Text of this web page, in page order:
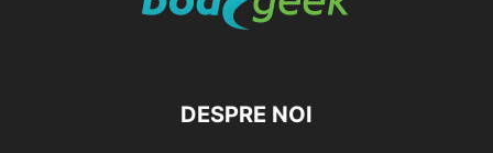
DESPRE NOI